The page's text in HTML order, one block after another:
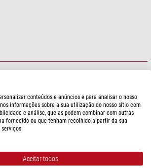
10
conteúdos e anúncios e para analisar o nosso
informações sobre a sua utilização do nosso sítio com
e análise, que as podem combinar com outras
fornecido ou que tenham recolhido a partir da sua
Aceitar todos